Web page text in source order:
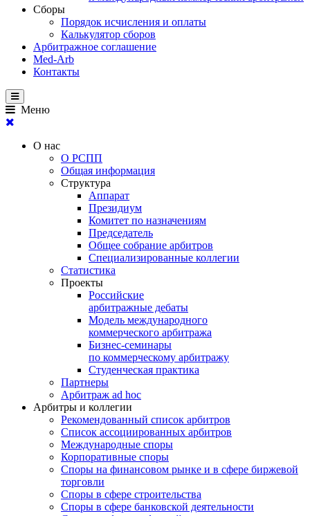
Сборы
Порядок исчисления и оплаты
Калькулятор сборов
Арбитражное соглашение
Med-Arb
Контакты
Меню
О нас
О РСПП
Общая информация
Структура
Аппарат
Президиум
Комитет по назначениям
Председатель
Общее собрание арбитров
Специализированные коллегии
Статистика
Проекты
Российские
арбитражные дебаты
Модель международного
коммерческого арбитража
Бизнес-семинары
по коммерческому арбитражу
Студенческая практика
Партнеры
Арбитраж ad hoc
Арбитры и коллегии
Рекомендованный список арбитров
Список ассоциированных арбитров
Международные споры
Корпоративные споры
Споры на финансовом рынке и в сфере биржевой
торговли
Споры в сфере строительства
Споры в сфере банковской деятельности